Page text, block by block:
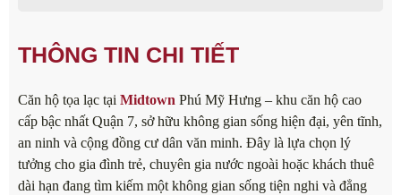
THÔNG TIN CHI TIẾT
Căn hộ tọa lạc tại Midtown Phú Mỹ Hưng – khu căn hộ cao
cấp bậc nhất Quận 7, sở hữu không gian sống hiện đại, yên tĩnh,
an ninh và cộng đồng cư dân văn minh. Đây là lựa chọn lý
tưởng cho gia đình trẻ, chuyên gia nước ngoài hoặc khách thuê
dài hạn đang tìm kiếm một không gian sống tiện nghi và đẳng